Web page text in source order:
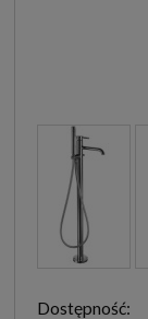
Dostępność: